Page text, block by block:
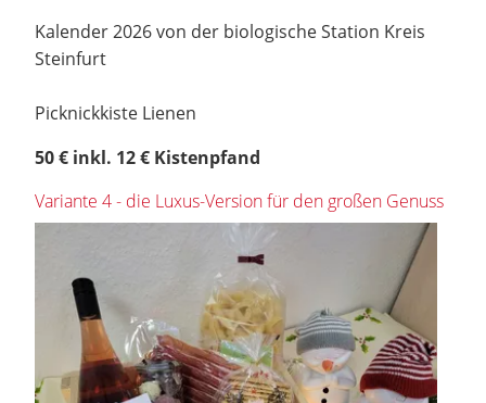
Kalender 2026 von der biologische Station Kreis
Steinfurt
Picknickkiste Lienen
50 € inkl. 12 € Kistenpfand
Variante 4 - die Luxus-Version für den großen Genuss